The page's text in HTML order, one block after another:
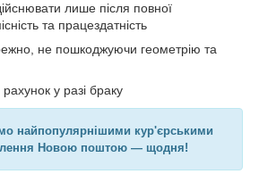
лише після повної
та працездатність
не пошкоджуючи геометрію та
у разі браку
найпопулярнішими кур'єрськими
Новою поштою — щодня!